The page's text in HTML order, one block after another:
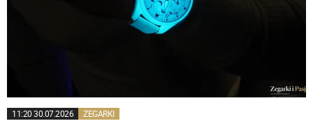
11:20 30.07.2026 ZEGARKI